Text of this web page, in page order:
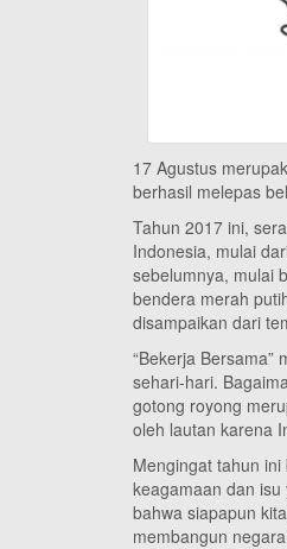
17 Agustus
berhasil melepas
Tahun 2017 ini,
Indonesia, mulai
sebelumnya, mulai
bendera merah
disampaikan dari
“Bekerja
sehari-hari.
gotong royong
oleh lautan karena
Mengingat tahun
keagamaan dan isu
bahwa siapapun
membangun